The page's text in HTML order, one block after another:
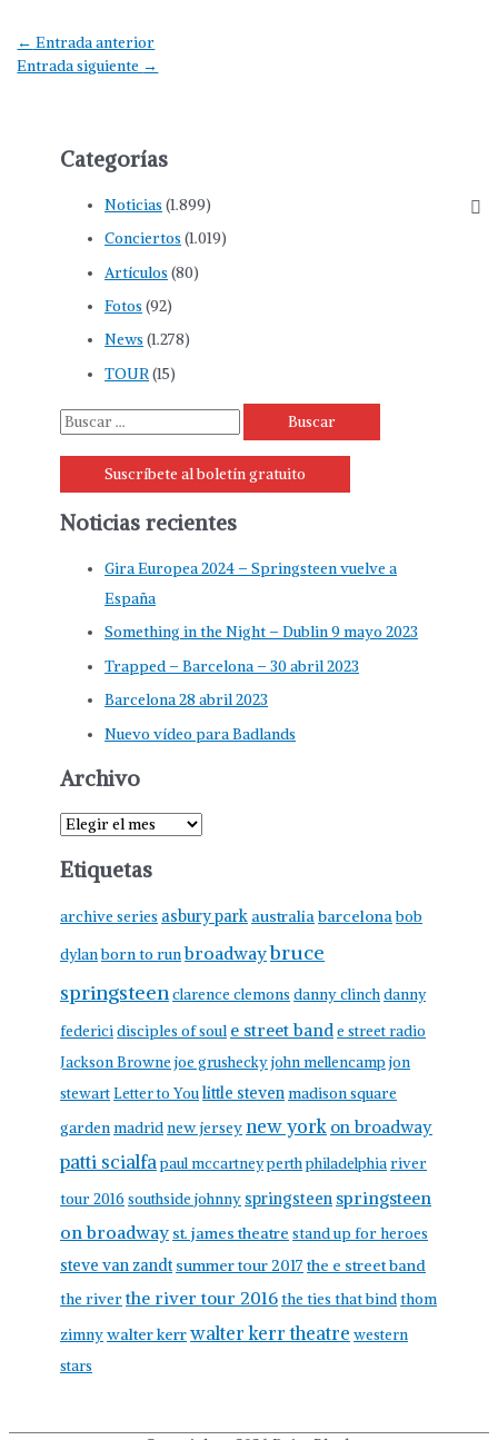
← Entrada anterior
Entrada siguiente →
Categorías
Noticias (1.899)
Conciertos (1.019)
Artículos (80)
Fotos (92)
News (1.278)
TOUR(15)
Suscríbete al boletín gratuito
Noticias recientes
Gira Europea 2024 – Springsteen vuelve a
España
Something in the Night – Dublin 9 mayo 2023
Trapped – Barcelona – 30 abril 2023
Barcelona 28 abril 2023
Nuevo vídeo para Badlands
Archivo
Etiquetas
archive series asbury park australiabarcelonabob
dylanborn to runbroadwaybruce
springsteenclarence clemons danny clinchdanny
federicidisciples of soul e street bande street radio
Jackson Browne joe grusheckyjohn mellencamp jon
stewartLetter to Youlittle stevenmadison square
gardenmadridnew jerseynew york on broadway
patti scialfapaul mccartneyperthphiladelphiariver
tour 2016southside johnny springsteen springsteen
on broadway st. james theatre stand up for heroes
steve van zandt summer tour 2017 the e street band
the riverthe river tour 2016the ties that bindthom
zimnywalter kerrwalter kerr theatre western
stars